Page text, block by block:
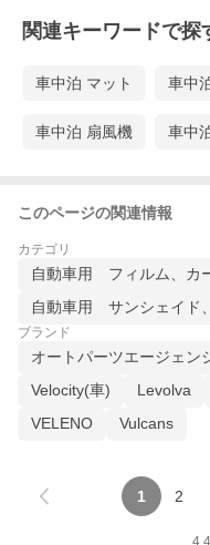
関連キーワードで探
車中泊 マット 車中
車中泊 扇風機 車中
このページの関連情報
カテゴリ
自動車用 フィルム、カ
自動車用 サンシェイド
ブランド
オートパーツエージェン
Velocity(車)
Levolva
VELENO
Vulcans
1 2